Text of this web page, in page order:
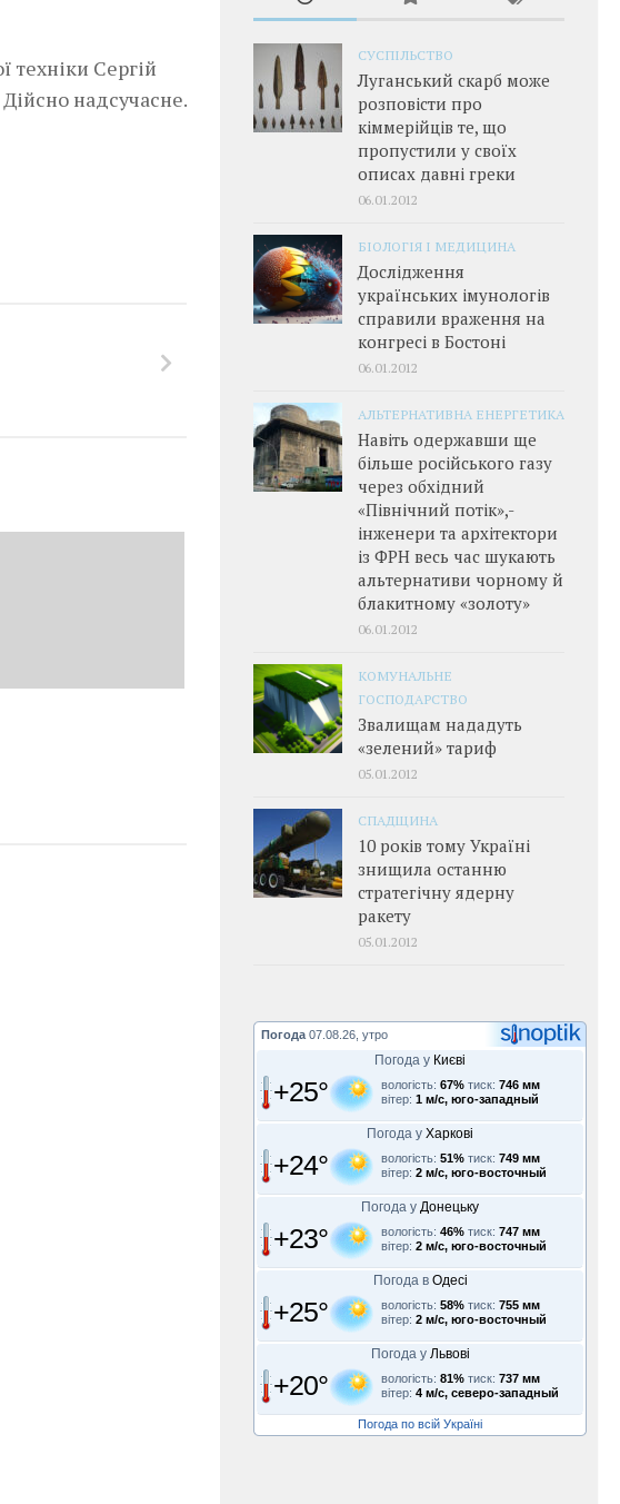
техніки Сергій
надсучасне.
СУСПІЛЬСТВО
Луганський скарб може
розповісти про
кіммерійців те, що
пропустили у своїх
описах давні греки
06.01.2012
БІОЛОГІЯ І МЕДИЦИНА
Дослідження
українських імунологів
справили враження на
конгресі в Бостоні
06.01.2012
АЛЬТЕРНАТИВНА ЕНЕРГЕТИКА
Навіть одержавши ще
більше російського газу
через обхідний
«Північний потік»,­
інженери та архітектори
із ФРН весь час шукають
альтернативи чорному й
блакитному «золоту»
06.01.2012
КОМУНАЛЬНЕ
ГОСПОДАРСТВО
Звалищам нададуть
«зелений» тариф
05.01.2012
СПАДЩИНА
10 років тому Україні
знищила останню
стратегічну ядерну
ракету
05.01.2012
Погода 07.08.26, утро
Погода у Києві
+25° вологість: 67% тиск: 746 мм
вітер: 1 м/с, юго-западный
Погода у Харкові
+24° вологість: 51% тиск: 749 мм
вітер: 2 м/с, юго-восточный
Погода у Донецьку
+23° вологість: 46% тиск: 747 мм
вітер: 2 м/с, юго-восточный
Погода в Одесі
+25° вологість: 58% тиск: 755 мм
вітер: 2 м/с, юго-восточный
Погода у Львові
+20° вологість: 81% тиск: 737 мм
вітер: 4 м/с, северо-западный
Погода по всій Україні